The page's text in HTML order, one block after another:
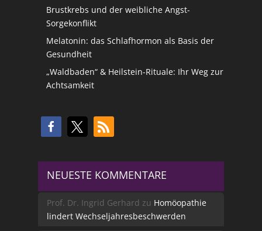
Brustkrebs und der weibliche Angst-
Sorgekonflikt
Melatonin: das Schlafhormon als Basis der
Gesundheit
„Waldbaden“ & Heilstein-Rituale: Ihr Weg zur
Achtsamkeit
NEUESTE KOMMENTARE
Prof. Dr. Ingrid Gerhard zu Homöopathie
lindert Wechseljahresbeschwerden